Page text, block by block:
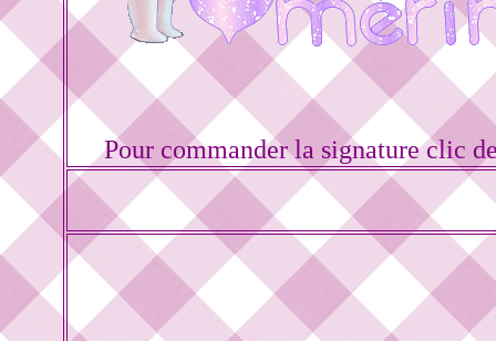
Pour commander la signature clic